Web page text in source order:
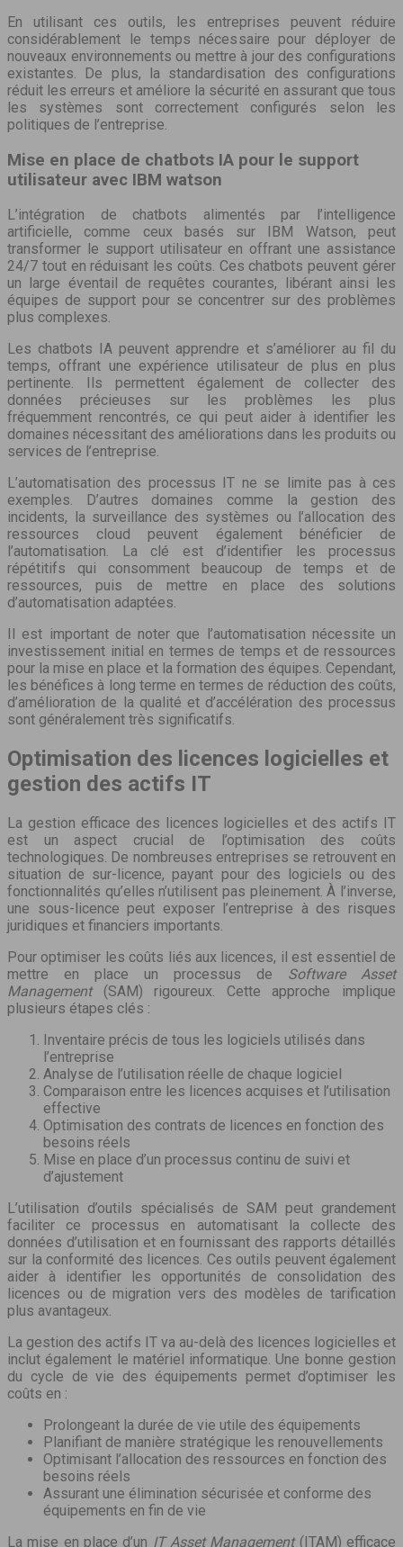
En utilisant ces outils, les entreprises peuvent réduire
considérablement le temps nécessaire pour déployer de
nouveaux environnements ou mettre à jour des configurations
existantes. De plus, la standardisation des configurations
réduit les erreurs et améliore la sécurité en assurant que tous
les systèmes sont correctement configurés selon les
politiques de l’entreprise.
Mise en place de chatbots IA pour le support
utilisateur avec IBM watson
L’intégration de chatbots alimentés par l’intelligence
artificielle, comme ceux basés sur IBM Watson, peut
transformer le support utilisateur en offrant une assistance
24/7 tout en réduisant les coûts. Ces chatbots peuvent gérer
un large éventail de requêtes courantes, libérant ainsi les
équipes de support pour se concentrer sur des problèmes
plus complexes.
Les chatbots IA peuvent apprendre et s’améliorer au fil du
temps, offrant une expérience utilisateur de plus en plus
pertinente. Ils permettent également de collecter des
données précieuses sur les problèmes les plus
fréquemment rencontrés, ce qui peut aider à identifier les
domaines nécessitant des améliorations dans les produits ou
services de l’entreprise.
L’automatisation des processus IT ne se limite pas à ces
exemples. D’autres domaines comme la gestion des
incidents, la surveillance des systèmes ou l’allocation des
ressources cloud peuvent également bénéficier de
l’automatisation. La clé est d’identifier les processus
répétitifs qui consomment beaucoup de temps et de
ressources, puis de mettre en place des solutions
d’automatisation adaptées.
Il est important de noter que l’automatisation nécessite un
investissement initial en termes de temps et de ressources
pour la mise en place et la formation des équipes. Cependant,
les bénéfices à long terme en termes de réduction des coûts,
d’amélioration de la qualité et d’accélération des processus
sont généralement très significatifs.
Optimisation des licences logicielles et
gestion des actifs IT
La gestion efficace des licences logicielles et des actifs IT
est un aspect crucial de l’optimisation des coûts
technologiques. De nombreuses entreprises se retrouvent en
situation de sur-licence, payant pour des logiciels ou des
fonctionnalités qu’elles n’utilisent pas pleinement. À l’inverse,
une sous-licence peut exposer l’entreprise à des risques
juridiques et financiers importants.
Pour optimiser les coûts liés aux licences, il est essentiel de
mettre en place un processus de Software Asset
Management (SAM) rigoureux. Cette approche implique
plusieurs étapes clés :
Inventaire précis de tous les logiciels utilisés dans
l’entreprise
Analyse de l’utilisation réelle de chaque logiciel
Comparaison entre les licences acquises et l’utilisation
effective
Optimisation des contrats de licences en fonction des
besoins réels
Mise en place d’un processus continu de suivi et
d’ajustement
L’utilisation d’outils spécialisés de SAM peut grandement
faciliter ce processus en automatisant la collecte des
données d’utilisation et en fournissant des rapports détaillés
sur la conformité des licences. Ces outils peuvent également
aider à identifier les opportunités de consolidation des
licences ou de migration vers des modèles de tarification
plus avantageux.
La gestion des actifs IT va au-delà des licences logicielles et
inclut également le matériel informatique. Une bonne gestion
du cycle de vie des équipements permet d’optimiser les
coûts en :
Prolongeant la durée de vie utile des équipements
Planifiant de manière stratégique les renouvellements
Optimisant l’allocation des ressources en fonction des
besoins réels
Assurant une élimination sécurisée et conforme des
équipements en fin de vie
La mise en place d’un IT Asset Management (ITAM) efficace